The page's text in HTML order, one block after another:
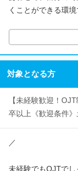
くことができる環境
対象となる方
【未経験歓迎！
卒以上《歓迎条件》
／
未経験でもOJTで